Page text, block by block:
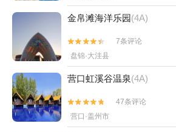
金帛滩海洋乐园(4A)


7条评论
盘锦·大洼县
营口虹溪谷温泉(4A)


47条评论
营口·盖州市